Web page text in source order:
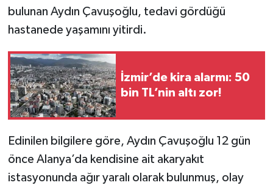
bulunan Aydın Çavuşoğlu, tedavi gördüğü
hastanede yaşamını yitirdi.
İzmir’de kira alarmı: 50
bin TL’nin altı zor!
Edinilen bilgilere göre, Aydın Çavuşoğlu 12 gün
önce Alanya’da kendisine ait akaryakıt
istasyonunda ağır yaralı olarak bulunmuş, olay